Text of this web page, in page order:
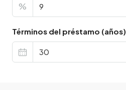
%
Términos del préstamo (años)